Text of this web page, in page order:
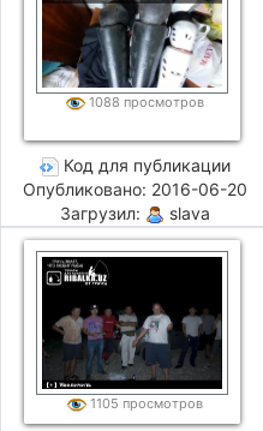
1088 просмотров
Код для публикации
Опубликовано: 2016-06-20
Загрузил:
slava
1105 просмотров